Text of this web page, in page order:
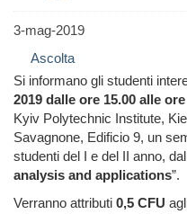
3-mag-2019
Ascolta
Si informano gli studenti
2019 dalle ore 15.00 alle ore
Kyiv Polytechnic Institute,
Savagnone, Edificio 9, un
studenti del I e del II anno,
analysis and applications”.
Verranno attributi 0,5 CFU